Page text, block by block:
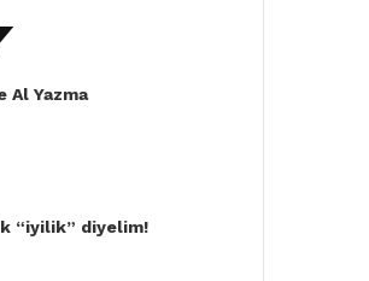
Al Yazma
“iyilik” diyelim!